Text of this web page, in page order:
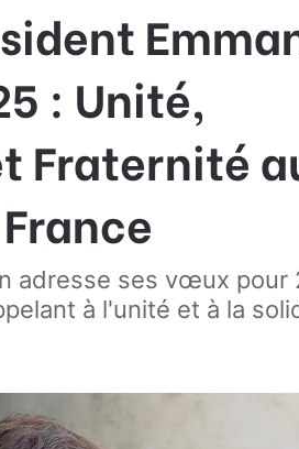
: Unité,
Fraternité
adresse ses vœux pour
à l'unité et à la